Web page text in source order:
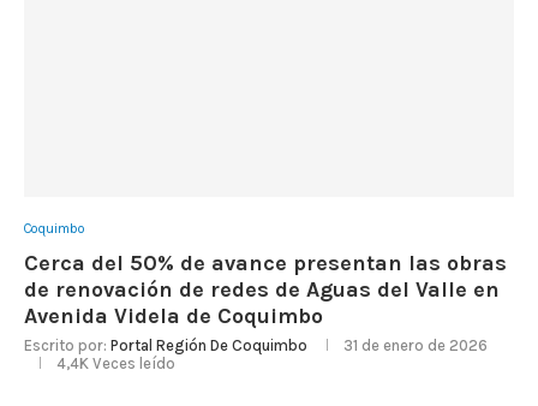
Coquimbo
Cerca del 50% de avance presentan las obras
de renovación de redes de Aguas del Valle en
Avenida Videla de Coquimbo
Escrito por: Portal Región De Coquimbo
31 de enero de 2026
4,4K Veces leído